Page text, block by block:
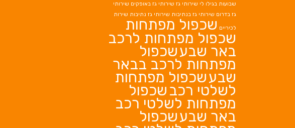
שבועות בגילו לי שירותי גז שירותי גז באופקים שירותי
גז בדרום שירותי גז בנתיבות שירותי גז נתיבות שירות
לכיריים שכפול מפתחות
שכפול מפתחות לרכב
באר שבעשכפול
מפתחות לרכב בבאר
שבעשכפול מפתחות
לשלטי רכב שכפול
מפתחות לשלטי רכב
באר שבעשכפול